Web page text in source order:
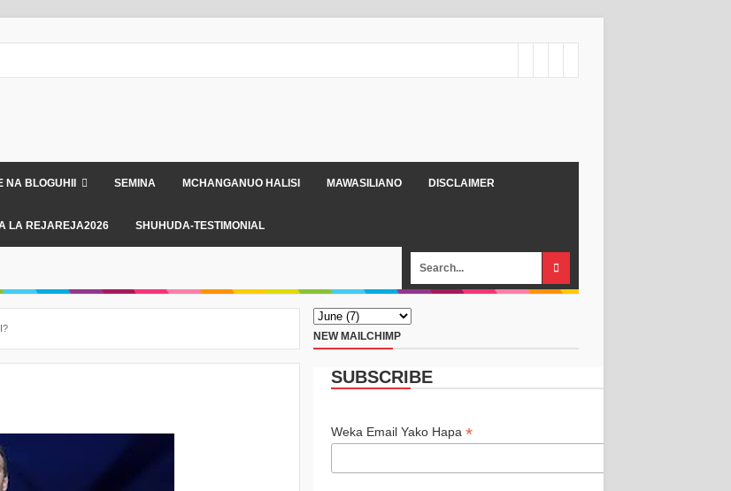
NA BLOGUHII SEMINA MCHANGANUO HALISI MAWASILIANO DISCLAIMER
LA REJAREJA2026 SHUHUDA-TESTIMONIAL
NEW MAILCHIMP
SUBSCRIBE
Weka Email Yako Hapa *